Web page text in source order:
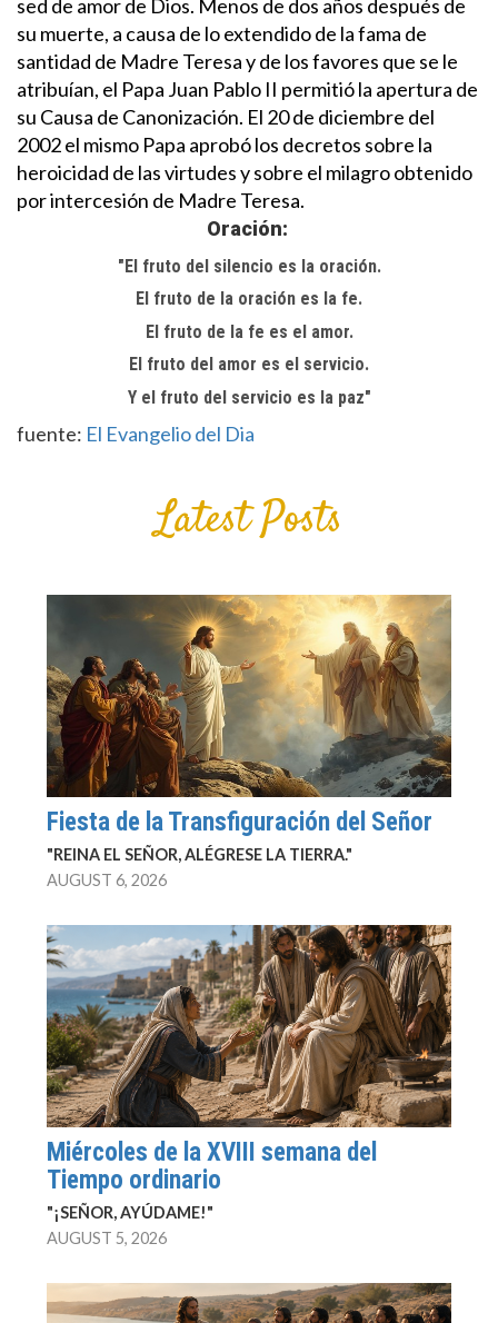
sed de amor de Dios. Menos de dos años después de
su muerte, a causa de lo extendido de la fama de
santidad de Madre Teresa y de los favores que se le
atribuían, el Papa Juan Pablo II permitió la apertura de
su Causa de Canonización. El 20 de diciembre del
2002 el mismo Papa aprobó los decretos sobre la
heroicidad de las virtudes y sobre el milagro obtenido
por intercesión de Madre Teresa.
Oración:
"El fruto del silencio es la oración.
El fruto de la oración es la fe.
El fruto de la fe es el amor.
El fruto del amor es el servicio.
Y el fruto del servicio es la paz"
fuente: El Evangelio del Dia
Latest Posts
Fiesta de la Transfiguración del Señor
"REINA EL SEÑOR, ALÉGRESE LA TIERRA."
AUGUST 6, 2026
Miércoles de la XVIII semana del
Tiempo ordinario
"¡SEÑOR, AYÚDAME!"
AUGUST 5, 2026